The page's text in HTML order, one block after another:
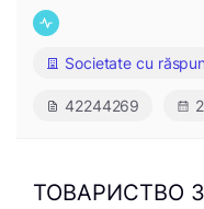
Societate cu
42244269
ТОВАРИСТВО